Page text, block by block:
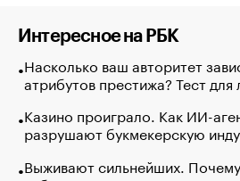
Интересное на РБК
Насколько ваш авторитет
атрибутов престижа? Тест для
Казино проиграло. Как ИИ-
разрушают букмекерскую
Выживают сильнейших.